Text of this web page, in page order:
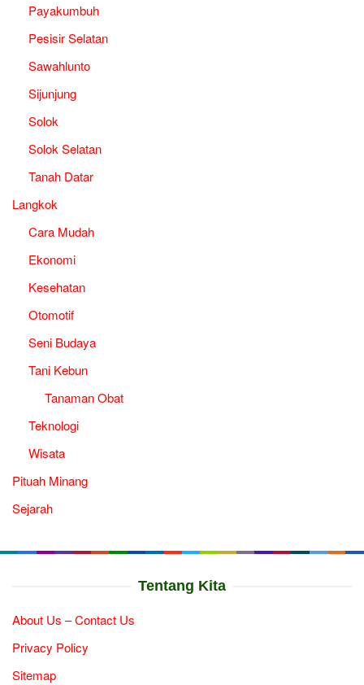
Payakumbuh
Pesisir Selatan
Sawahlunto
Sijunjung
Solok
Solok Selatan
Tanah Datar
Langkok
Cara Mudah
Ekonomi
Kesehatan
Otomotif
Seni Budaya
Tani Kebun
Tanaman Obat
Teknologi
Wisata
Pituah Minang
Sejarah
Tentang Kita
About Us – Contact Us
Privacy Policy
Sitemap